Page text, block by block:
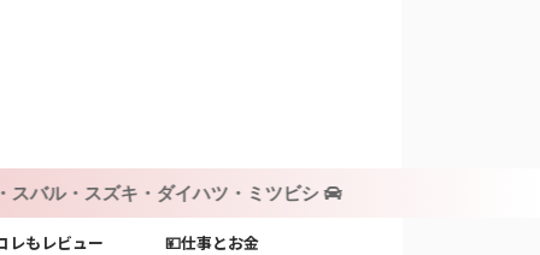
イハツ・ミツビシ
レもレビュー 💴仕事とお金